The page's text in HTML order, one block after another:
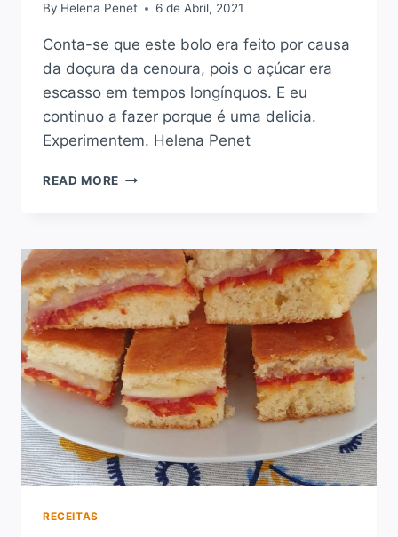
By Helena Penet 6 de Abril, 2021
Conta-se que este bolo era feito por causa
da doçura da cenoura, pois o açúcar era
escasso em tempos longínquos. E eu
continuo a fazer porque é uma delicia.
Experimentem. Helena Penet
READ MORE BOLO
FAZER
RECEITAS